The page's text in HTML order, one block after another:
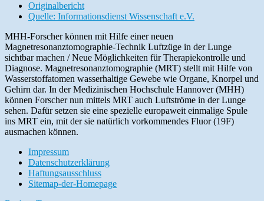
Originalbericht
Quelle: Informationsdienst Wissenschaft e.V.
MHH-Forscher können mit Hilfe einer neuen
Magnetresonanztomographie-Technik Luftzüge in der Lunge
sichtbar machen / Neue Möglichkeiten für Therapiekontrolle und
Diagnose. Magnetresonanztomographie (MRT) stellt mit Hilfe von
Wasserstoffatomen wasserhaltige Gewebe wie Organe, Knorpel und
Gehirn dar. In der Medizinischen Hochschule Hannover (MHH)
können Forscher nun mittels MRT auch Luftströme in der Lunge
sehen. Dafür setzen sie eine spezielle europaweit einmalige Spule
ins MRT ein, mit der sie natürlich vorkommendes Fluor (19F)
ausmachen können.
Impressum
Datenschutzerklärung
Haftungsausschluss
Sitemap-der-Homepage